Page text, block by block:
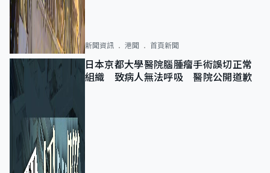
新聞資訊 港聞 首頁新聞
日本京都大學醫院腦腫瘤手術誤切正常
組織 致病人無法呼吸 醫院公開道歉